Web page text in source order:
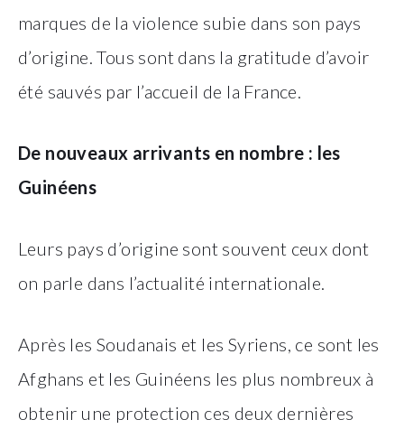
marques de la violence subie dans son pays
d’origine. Tous sont dans la gratitude d’avoir
été sauvés par l’accueil de la France.
De nouveaux arrivants en nombre : les
Guinéens
Leurs pays d’origine sont souvent ceux dont
on parle dans l’actualité internationale.
Après les Soudanais et les Syriens, ce sont les
Afghans et les Guinéens les plus nombreux à
obtenir une protection ces deux dernières